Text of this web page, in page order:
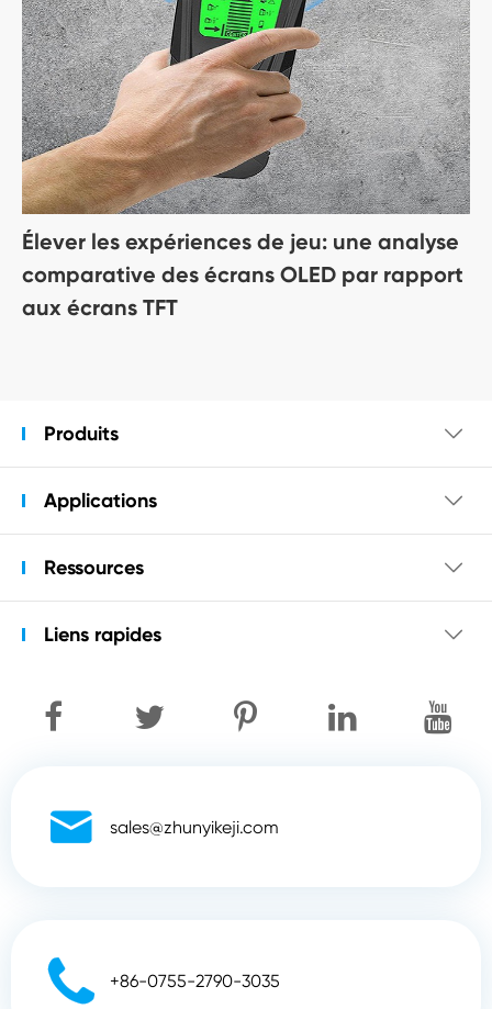
Élever les expériences de jeu: une analyse
comparative des écrans OLED par rapport
aux écrans TFT
Produits 
Applications 
Ressources 
Liens rapides 
 sales@zhunyikeji.com
 +86-0755-2790-3035